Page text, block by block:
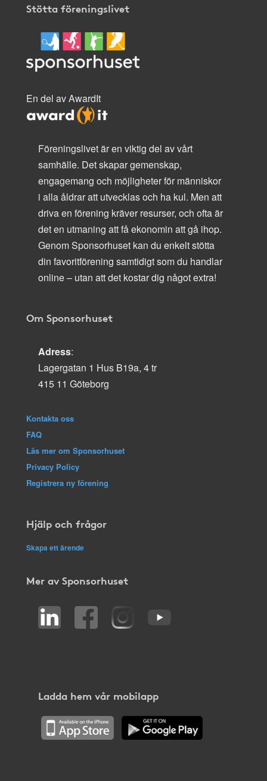
Stötta föreningslivet
En del av AwardIt
Föreningslivet är en viktig del av vårt
samhälle. Det skapar gemenskap,
engagemang och möjligheter för människor
i alla åldrar att utvecklas och ha kul. Men att
driva en förening kräver resurser, och ofta är
det en utmaning att få ekonomin att gå ihop.
Genom Sponsorhuset kan du enkelt stötta
din favoritförening samtidigt som du handlar
online – utan att det kostar dig något extra!
Om Sponsorhuset
Adress:
Lagergatan 1 Hus B19a, 4 tr
415 11 Göteborg
Kontakta oss
FAQ
Läs mer om Sponsorhuset
Privacy Policy
Registrera ny förening
Hjälp och frågor
Skapa ett ärende
Mer av Sponsorhuset
Ladda hem vår mobilapp